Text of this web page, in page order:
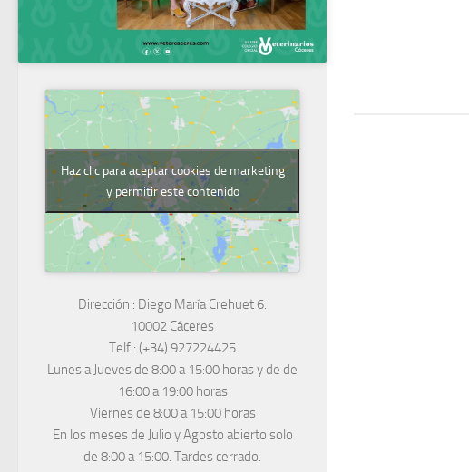
Haz clic para aceptar cookies de marketing
y permitir este contenido
Dirección : Diego María Crehuet 6.
10002 Cáceres
Telf : (+34) 927224425
Lunes a Jueves de 8:00 a 15:00 horas y de de
16:00 a 19:00 horas
Viernes de 8:00 a 15:00 horas
En los meses de Julio y Agosto abierto solo
de 8:00 a 15:00. Tardes cerrado.